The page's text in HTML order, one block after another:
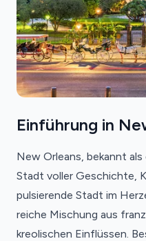
Einführung in
New Orleans, bekannt
Stadt voller Geschichte,
pulsierende Stadt im
reiche Mischung aus
kreolischen Einflüssen.